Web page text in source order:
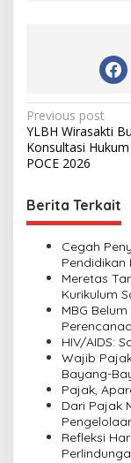
P
o
s
t
n
Previous post
YLBH Wirasakti
Konsultasi
POCE 2026
Berita Terkait
Cegah
Pendidikan
Meretas
Kurikulum
MBG
HIV/AIDS:
Wajib
Bayang-
Pajak,
Dari Pajak
Refleksi